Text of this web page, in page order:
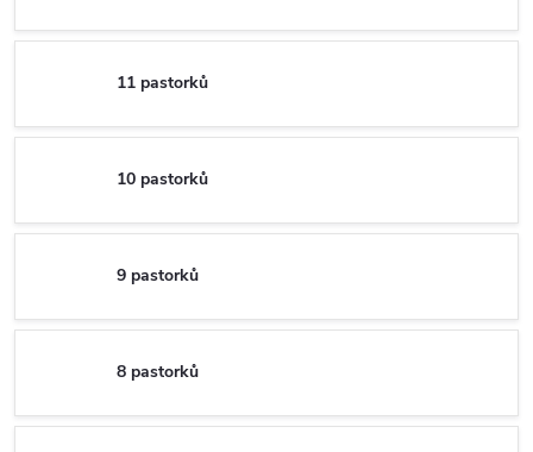
11 pastorků
10 pastorků
9 pastorků
8 pastorků